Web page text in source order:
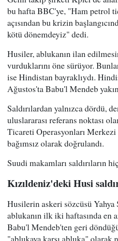
bu hafta BBC'ye, "Ham petrol
açısından bu krizin
kötü dönemdeyiz" dedi.
Husiler, ablukanın ilan
vurduklarını öne sürüyor.
ise Hindistan bayraklıydı.
Ağustos'ta Babu'l Mendeb
Saldırılardan yalnızca dördü,
uluslararası referans noktası
Ticareti Operasyonları
bağımsız olarak doğrulandı.
Suudi makamları saldırıların
Kızıldeniz'deki Husi
Husilerin askeri sözcüsü Yahya
ablukanın ilk iki haftasında en
Babu'l Mendeb'ten geri
"ablukaya karşı abluka" olarak